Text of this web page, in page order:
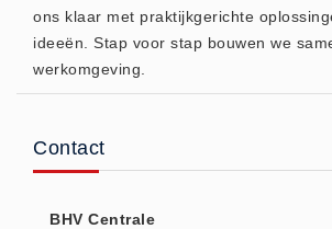
Algemeen (5)
Pictogrammen
Pleistermaterialen
ons klaar met praktijkgerichte
ideeën. Stap voor stap bouwen we
werkomgeving.
Contact
BHV Centrale